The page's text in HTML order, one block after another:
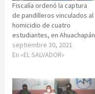
Fiscalía ordenó la captura
de pandilleros vinculados al
homicidio de cuatro
estudiantes, en Ahuachapán
septiembre 30, 2021
En «EL SALVADOR»